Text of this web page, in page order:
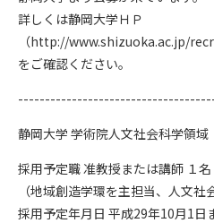
詳しくは静岡大学ＨＰ
（http://www.shizuoka.ac.jp/
をご確認ください。
静岡大学 学術院人文社会科学領
採用予定職 准教授または講師 １名
（地域創造学環を主担当、人文社
採用予定年月日 平成29年10月1日